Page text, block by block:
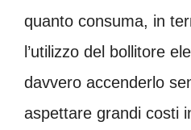
quanto consuma, in
l’utilizzo del bollitore
davvero accenderlo
aspettare grandi costi